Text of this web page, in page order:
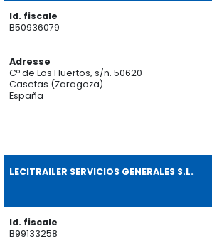
Id. fiscale
B50936079
Adresse
Cº de Los Huertos, s/n. 50620
Casetas (Zaragoza)
España
LECITRAILER SERVICIOS GENERALES S.L.
Id. fiscale
B99133258